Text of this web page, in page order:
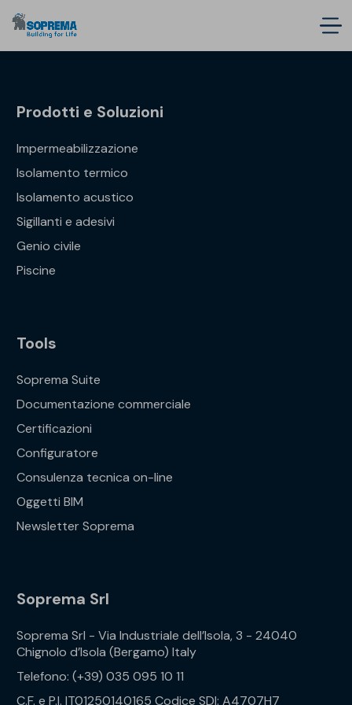
Prodotti e Soluzioni
Impermeabilizzazione
Isolamento termico
Isolamento acustico
Sigillanti e adesivi
Genio civile
Piscine
Tools
Soprema Suite
Documentazione commerciale
Certificazioni
Configuratore
Consulenza tecnica on-line
Oggetti BIM
Newsletter Soprema
Soprema Srl
Soprema Srl - Via Industriale dell’Isola, 3 - 24040
Chignolo d’Isola (Bergamo) Italy
Telefono: (+39) 035 095 10 11
C.F. e P.I. IT01250140165 Codice SDI: A4707H7